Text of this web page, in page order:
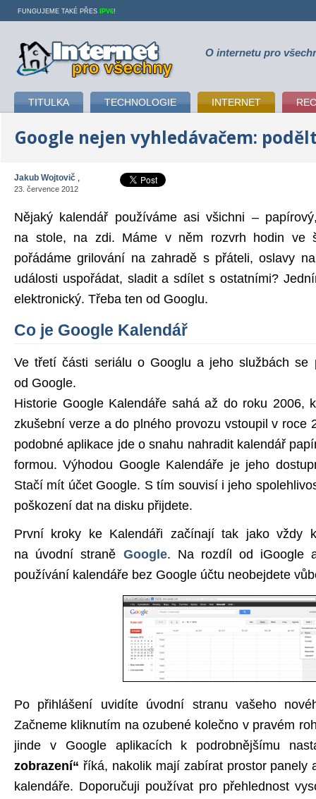
Internet pro všechny O internetu pro
TITULKA TECHNOLOGIE INTERNET
FUNGUJEME TAKÉ PŘES IPV6!
Google nejen vyhledávačem:
Jakub Wojtovič
23. července 2012
Nějaký kalendář používáme asi všichni –
na stole, na zdi. Máme v něm rozvrh hodin ve
pořádáme grilování na zahradě s přáteli, oslavy
události uspořádat, sladit a sdílet s ostatními?
elektronický. Třeba ten od Googlu.
Co je Google Kalendář
Ve třetí části seriálu o Googlu a jeho službách se
od Google.
Historie Google Kalendáře sahá až do roku 2006,
zkušební verze a do plného provozu vstoupil v roce
podobné aplikace jde o snahu nahradit kalendář
formou. Výhodou Google Kalendáře je jeho
Stačí mít účet Google. S tím souvisí i jeho
poškození dat na disku přijdete.
První kroky ke Kalendáři začínají tak jako vždy
na úvodní straně Google. Na rozdíl od iGoogle
používání kalendáře bez Google účtu neobejdete
Po přihlášení uvidíte úvodní stranu vašeho
Začneme kliknutím na ozubené kolečno v pravém
jinde v Google aplikacích k podrobnějšímu
zobrazení“ říká, nakolik mají zabírat prostor panely
kalendáře. Doporučuji používat pro přehlednost